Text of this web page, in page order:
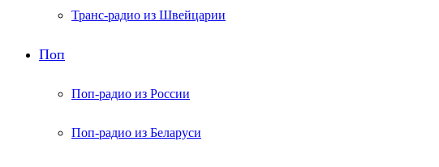
Транс-радио из Швейцарии
Поп
Поп-радио из России
Поп-радио из Беларуси